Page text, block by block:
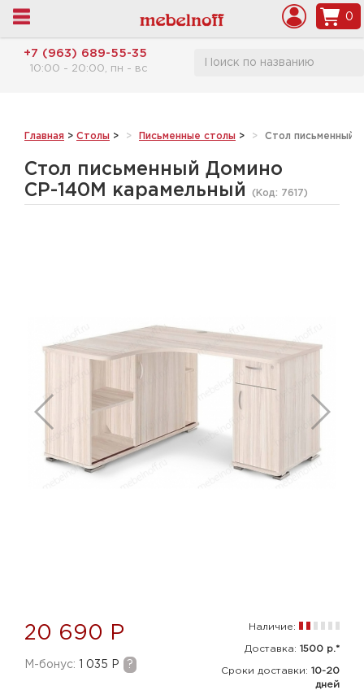
0
+7 (963) 689-55-35
10:00 - 20:00, пн - вс
Главная > Столы > Письменные столы > Стол письменный
Стол письменный Домино
СР-140М карамельный
(Код: 7617)
20 690 Р
M-бонус: 1 035 Р ?
Наличие:
Доставка: 1500 р.*
Сроки доставки: 10-20
дней